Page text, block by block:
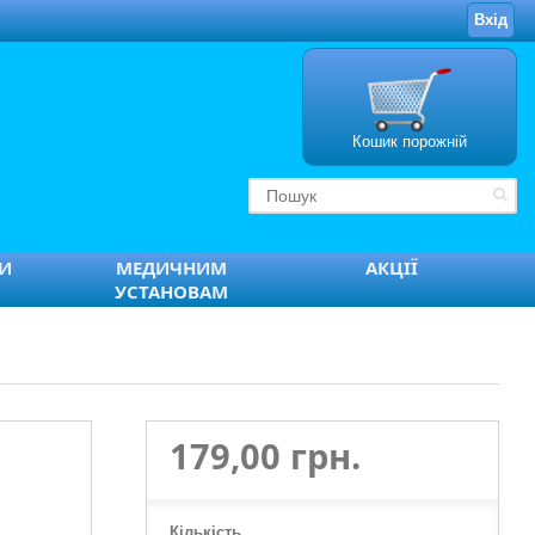
Вхід
Кошик порожній
МЕДИЧНИМ
УСТАНОВАМ
АКЦІЇ
179,00 грн.